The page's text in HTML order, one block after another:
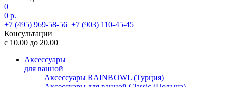
0
0 р.
+7 (495) 969-58-56 +7 (903) 110-45-45
Консультации
с 10.00 до 20.00
Аксессуары
для ванной
Аксессуары RAINBOWL (Турция)